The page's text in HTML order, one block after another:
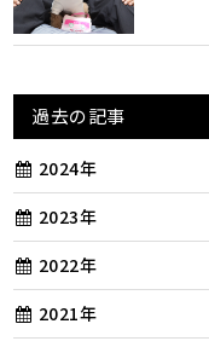
過去の記事
2024年
2023年
2022年
2021年